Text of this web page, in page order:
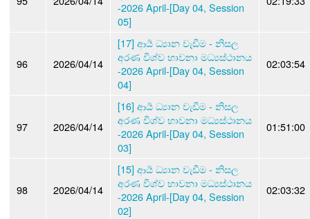
-2026 April-[Day 04, Session
05]
96 2026/04/14
[17] ආර්‍ය ධ්‍යාන වැඩීම - නිසල
අරණ විශ්ව භාවනා මධ්‍යස්ථානය
-2026 April-[Day 04, Session
04]
02:03:54
97 2026/04/14
[16] ආර්‍ය ධ්‍යාන වැඩීම - නිසල
අරණ විශ්ව භාවනා මධ්‍යස්ථානය
-2026 April-[Day 04, Session
03]
01:51:00
98 2026/04/14
[15] ආර්‍ය ධ්‍යාන වැඩීම - නිසල
අරණ විශ්ව භාවනා මධ්‍යස්ථානය
-2026 April-[Day 04, Session
02]
02:03:32